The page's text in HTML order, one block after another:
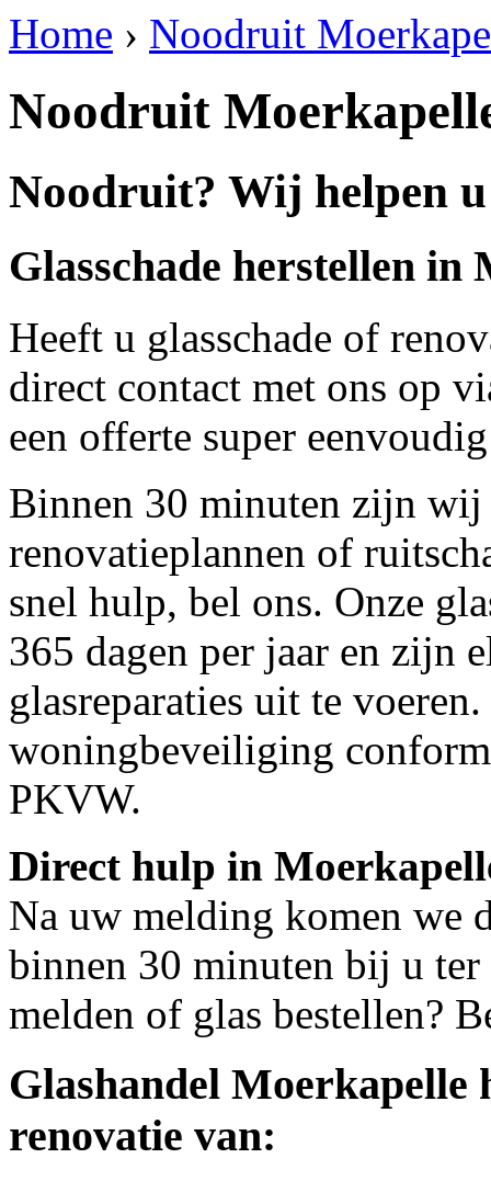
Home › Noodruit
Noodruit
Noodruit? Wij helpen
Glasschade herstellen in
Heeft u glasschade of
direct contact met ons op
een offerte super
Binnen 30 minuten zijn wij
renovatieplannen of
snel hulp, bel ons. Onze
365 dagen per jaar en zijn
glasreparaties uit te
woningbeveiliging
PKVW.
Direct hulp in
Na uw melding komen we
binnen 30 minuten bij u ter
melden of glas bestellen?
Glashandel Moerkapelle
renovatie van: